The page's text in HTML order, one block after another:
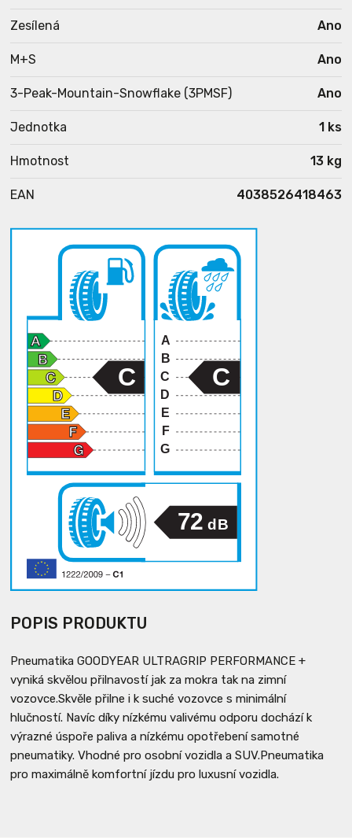
Zesílená Ano
M+S Ano
3-Peak-Mountain-Snowflake (3PMSF) Ano
Jednotka 1 ks
Hmotnost 13 kg
EAN 4038526418463
A
B
C
D
E
F
G
72 dB
C C
POPIS PRODUKTU
Pneumatika GOODYEAR ULTRAGRIP PERFORMANCE +
vyniká skvělou přilnavostí jak za mokra tak na zimní
vozovce.Skvěle přilne i k suché vozovce s minimální
hlučností. Navíc díky nízkému valivému odporu dochází k
výrazné úspoře paliva a nízkému opotřebení samotné
pneumatiky. Vhodné pro osobní vozidla a SUV.Pneumatika
pro maximálně komfortní jízdu pro luxusní vozidla.